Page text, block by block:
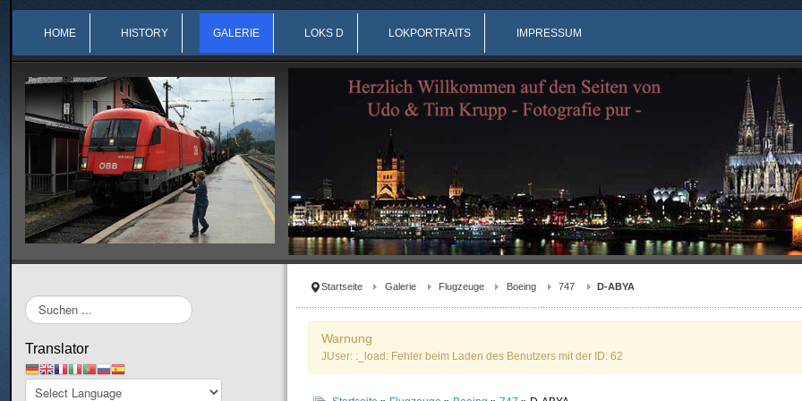
HOME HISTORY GALERIE LOKS D LOKPORTRAITS IMPRESSUM
Startseite Galerie Flugzeuge Boeing 747 D-ABYA
Warnung
JUser: :_load: Fehler beim Laden des Benutzers mit der ID: 62
Suchen
...
Translator